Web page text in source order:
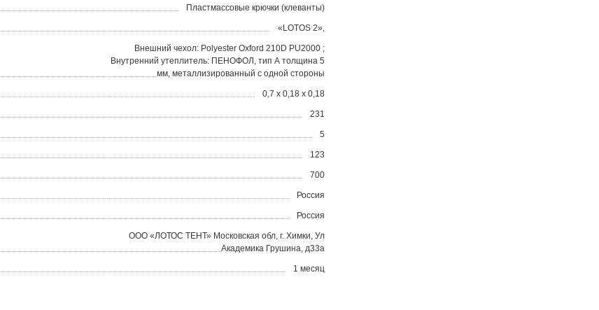
Пластмассовые крючки (клеванты)
«LOTOS 2»,
Внешний чехол: Polyester Oxford 210D PU2000 ;
Внутренний утеплитель: ПЕНОФОЛ, тип А толщина 5
мм, металлизированный с одной стороны
0,7 х 0,18 х 0,18
231
5
123
700
Россия
Россия
ООО «ЛОТОС ТЕНТ» Московская обл, г. Химки, Ул
Академика Грушина, д33а
1 месяц